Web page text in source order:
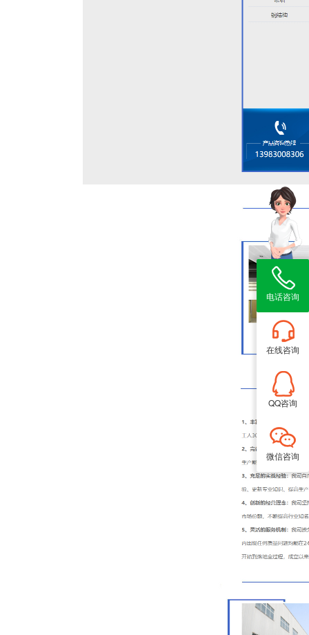
电话咨询
在线咨询
QQ咨询
微信咨询